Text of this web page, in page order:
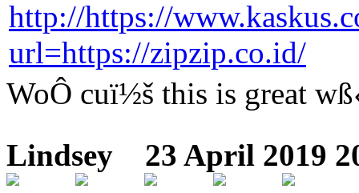
WoÔ cuï½š this is great
Lindsey
23 April 2019